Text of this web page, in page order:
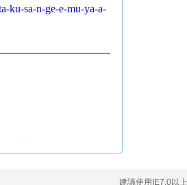
sa-n-ge-e-mu-ya-a-
建議使用IE7.0以